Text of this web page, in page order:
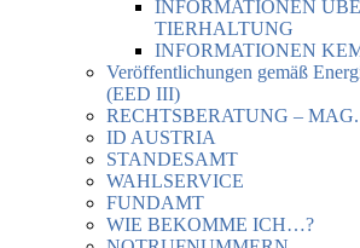
INFORMATIONEN
TIERHALTUNG
INFORMATIONEN
Veröffentlichungen gemäß
(EED III)
RECHTSBERATUNG –
ID AUSTRIA
STANDESAMT
WAHLSERVICE
FUNDAMT
WIE BEKOMME ICH…?